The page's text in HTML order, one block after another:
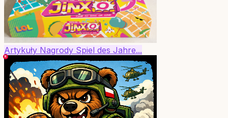
Artykuły Nagrody Spiel des Jahre...